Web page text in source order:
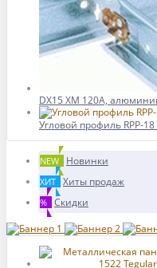
DX15 XM 120A,
Угловой профиль RPP-
NEW Новинки
ХИТ Хиты продаж
% Скидки